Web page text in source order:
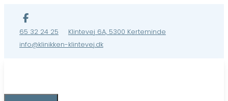
65 32 24 25
Klintevej 6A, 5300 Kerteminde
info@klinikken-klintevej.dk